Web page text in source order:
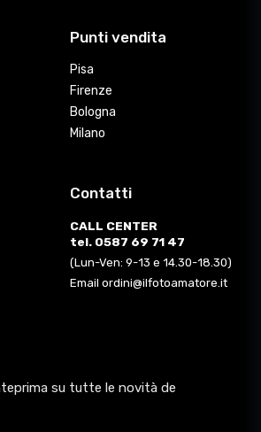
Punti vendita
Pisa
Firenze
Bologna
Milano
Contatti
CALL CENTER
tel. 0587 69 71 47
(Lun-Ven: 9-13 e 14.30-18.30)
Email ordini@ilfotoamatore.it
su tutte le novità de